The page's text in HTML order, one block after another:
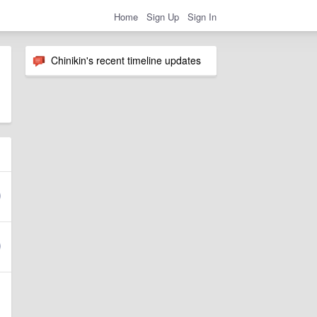
Home Sign Up Sign In
Chinikin's recent timeline updates